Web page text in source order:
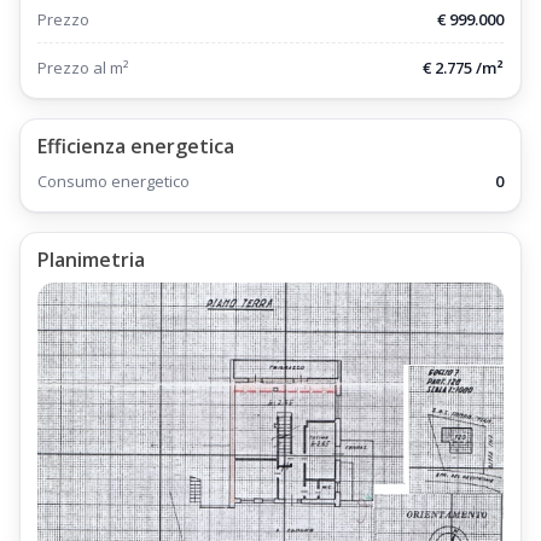
LA VILLA E' UBICATA A POCHI PASSI DAL CENTRO DEL PAESE,
oltre ad essere dislocata Fronte Impianti da Sci.
Sviluppo Interno della Villa Terra-Tetto Abetone
La Villa Terra Tetto Abetone Centro Via Pescinone Mq 360,
è sviluppata su tre piani, ed è Composta da:
Al Piano Terra:
Disimpegno con Guardaroba
Corridoio di accesso alla zona giorno
Camera ad Uso Studio
Cucina Tinello con anglo cottura completamente attrezzato,
Locale Dispensa
Salone Soggiorno ampio e luminoso, Attrezzato con Camino in
sasso
Prezzo € 999.000
Prezzo al m² € 2.775 /m²
Efficienza energetica
Consumo energetico 0
Planimetria